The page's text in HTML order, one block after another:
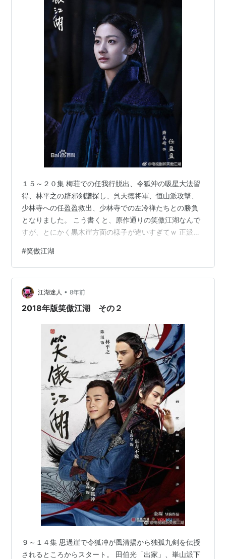
１５～２０集 梅荘での任我行脱出、令狐沖の吸星大法習
得、林平之の辟邪剣譜探し、呉天徳将軍、恒山派攻撃、
少林寺への任盈盈救出、少林寺での左冷禅たちとの勝負
となりました。 こう書くと、原作通りの笑傲江湖なんで
すが、とにかく黒木崖方面の様子が違いすぎてｗ 正派方
違いなしに話が流れてるんですが、いろいろびっくりさ
せられてます。 ここから下、ネタバレしますので、ご注
意ください。 梅荘から脱出させた向門天と任我行の前に
現れたのは、任我行を幽閉していた正体不明の神秘人と
東方不敗に蘭鳳凰。 神秘人の正体は、葵花法典を習得し
#笑傲江湖
江湖迷人 • 8年前
2018年版笑傲江湖 その２
９～１４集 思過崖で令狐冲が風清揚から独孤九剣を伝授
されるところからスタート。 田伯光「出家」、崋山派下